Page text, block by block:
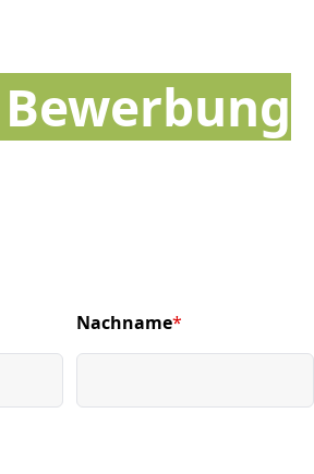
Nachname*
(required)